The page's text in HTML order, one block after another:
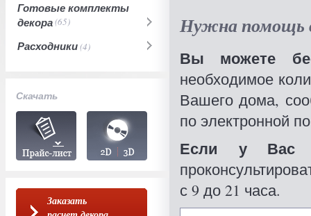
Готовые комплекты
декора(65)
Расходники(4)
Скачать
Заказать
Нужна помощь
Вы можете
необходимое
Вашего дома,
по электронной
Если у Вас
с 9 до 21 часа.